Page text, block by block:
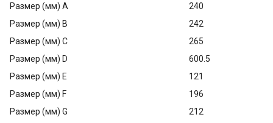
Размер (мм) A
240
Размер (мм) B
242
Размер (мм) C
265
Размер (мм) D
600.5
Размер (мм) E
121
Размер (мм) F
196
Размер (мм) G
212